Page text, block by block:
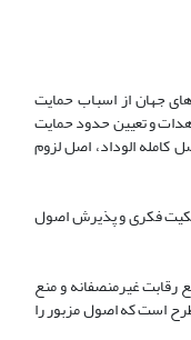
جهان از اسباب حمایت
و تعیین حدود حمایت
کامله الوداد، اصل لزوم
فکری و پذیرش اصول
رقابت غیرمنصفانه و منع
لاهه، این نظریه قابل طرح است که اصول مزبور را